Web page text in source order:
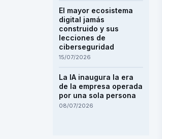
El mayor ecosistema
digital jamás
construido y sus
lecciones de
ciberseguridad
15/07/2026
La IA inaugura la era
de la empresa operada
por una sola persona
08/07/2026